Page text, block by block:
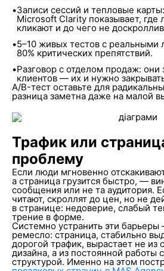
•Записи сессий и тепловые
Microsoft Clarity показывает,
кликают и до чего не
•5–10 живых тестов с
80% критических препятствий.
•Разговор с отделом продаж: они
клиентов — их и нужно
A/B-тест оставьте для
разница заметна даже на малой
Трафик или
проблему
Если люди мгновенно
а страница грузится быстро, —
сообщения или не та аудитория.
читают, скроллят до цен, но не
в странице: недоверие, слабый
трение в форме.
Системно устранить эти
ремесло: страница, стабильно
дорогой трафик, вырастает не из
дизайна, а из постоянной работы
структурой. Именно на этом